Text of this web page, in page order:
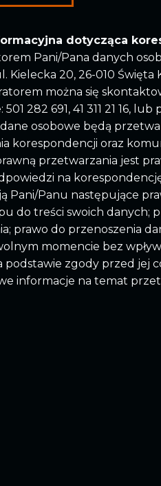
dotycząca
Pani/Pana danych
Kielecka 20, 26-010 Święta
można się
282 691, 41 311 21 16,
osobowe będą
korespondencji oraz
przetwarzania jest
na
Pani/Panu następujące
do treści swoich danych;
prawo do przenoszenia
momencie bez
podstawie zgody przed jej
informacje na temat